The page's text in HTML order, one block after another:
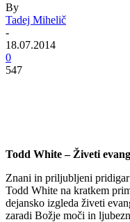
By
Tadej Mihelič
-
18.07.2014
0
547
Todd White – Živeti
Znani in priljubljeni
Todd White na kratkem
dejansko izgleda živeti
zaradi Božje moči in